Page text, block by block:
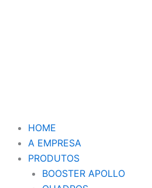
HOME
A EMPRESA
PRODUTOS
BOOSTER APOLLO